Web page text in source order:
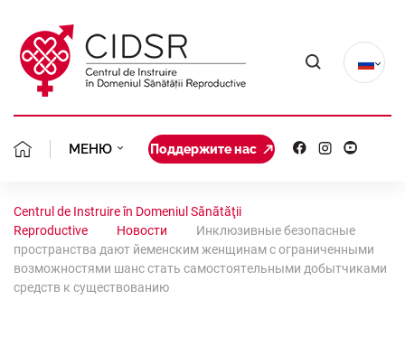
МЕНЮ
КОМАНДА
ГИНЕКОЛОГИЧЕСКАЯ КЛИНИКА
ПОРТФОЛИО
Поддержите нас
Centrul de Instruire în Domeniul Sănătăţii
Reproductive
Новости
Инклюзивные безопасные
пространства дают йеменским женщинам с ограниченными
возможностями шанс стать самостоятельными добытчиками
средств к существованию